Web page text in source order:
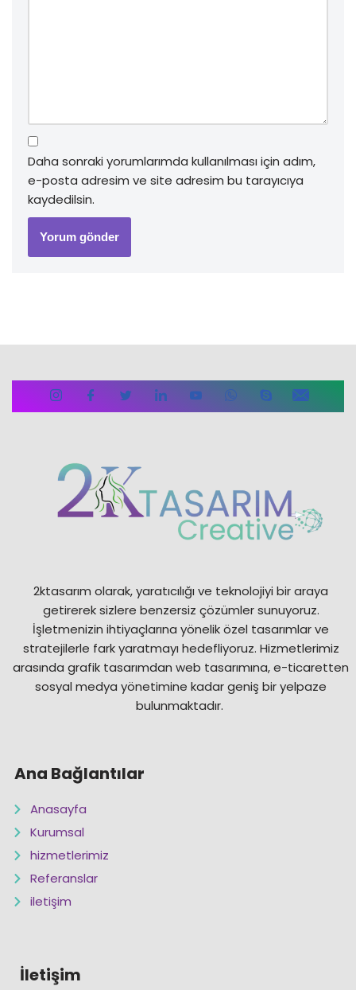
Daha sonraki yorumlarımda kullanılması için adım,
e-posta adresim ve site adresim bu tarayıcıya
kaydedilsin.
2ktasarım olarak, yaratıcılığı ve teknolojiyi bir araya
getirerek sizlere benzersiz çözümler sunuyoruz.
İşletmenizin ihtiyaçlarına yönelik özel tasarımlar ve
stratejilerle fark yaratmayı hedefliyoruz. Hizmetlerimiz
arasında grafik tasarımdan web tasarımına, e-ticaretten
sosyal medya yönetimine kadar geniş bir yelpaze
bulunmaktadır.
Ana Bağlantılar
Anasayfa
Kurumsal
hizmetlerimiz
Referanslar
iletişim
İletişim